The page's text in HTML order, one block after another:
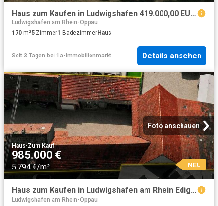
Haus zum Kaufen in Ludwigshafen 419.000,00 EUR 170 m²
Ludwigshafen am Rhein-Oppau
170 m²5 Zimmer1 BadezimmerHaus
Seit 3 Tagen bei 1a-Immobilienmarkt Details ansehen
Foto anschauen
Haus·Zum Kauf
985.000 €
5.794 €/m² NEU
Haus zum Kaufen in Ludwigshafen am Rhein Edigheim 985.000,00 EUR 170 m²
Ludwigshafen am Rhein-Oppau